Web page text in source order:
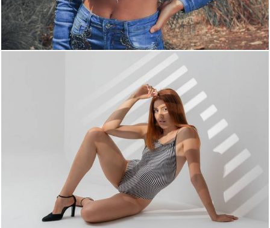
836 0